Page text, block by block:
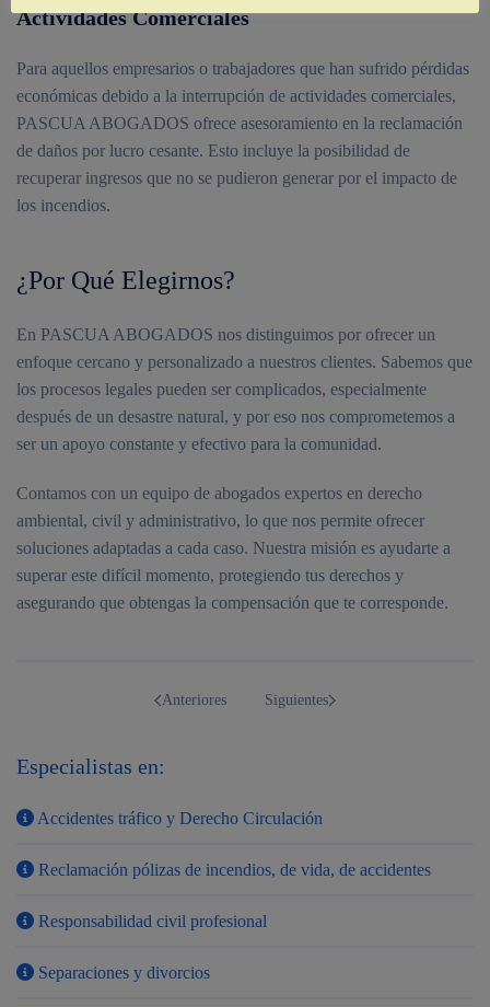
Actividades Comerciales
Para aquellos empresarios o trabajadores que han sufrido pérdidas
económicas debido a la interrupción de actividades comerciales,
PASCUA ABOGADOS ofrece asesoramiento en la reclamación
de daños por lucro cesante. Esto incluye la posibilidad de
recuperar ingresos que no se pudieron generar por el impacto de
los incendios.
¿Por Qué Elegirnos?
En PASCUA ABOGADOS nos distinguimos por ofrecer un
enfoque cercano y personalizado a nuestros clientes. Sabemos que
los procesos legales pueden ser complicados, especialmente
después de un desastre natural, y por eso nos comprometemos a
ser un apoyo constante y efectivo para la comunidad.
Contamos con un equipo de abogados expertos en derecho
ambiental, civil y administrativo, lo que nos permite ofrecer
soluciones adaptadas a cada caso. Nuestra misión es ayudarte a
superar este difícil momento, protegiendo tus derechos y
asegurando que obtengas la compensación que te corresponde.
Anteriores Siguientes
Especialistas en:
Accidentes tráfico y Derecho Circulación
Reclamación pólizas de incendios, de vida, de accidentes
Responsabilidad civil profesional
Separaciones y divorcios